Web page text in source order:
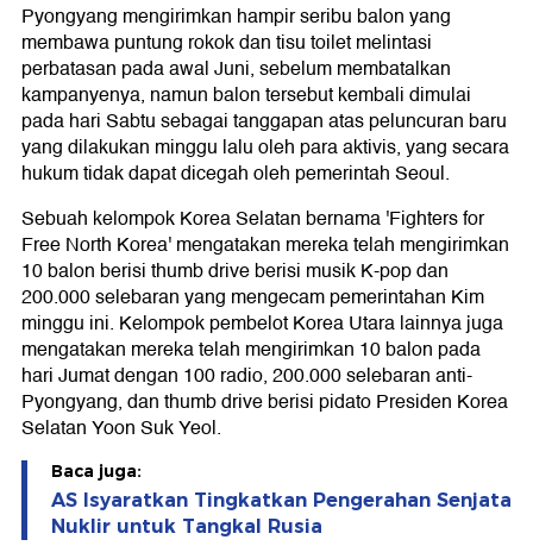
Pyongyang mengirimkan hampir seribu balon yang
membawa puntung rokok dan tisu toilet melintasi
perbatasan pada awal Juni, sebelum membatalkan
kampanyenya, namun balon tersebut kembali dimulai
pada hari Sabtu sebagai tanggapan atas peluncuran baru
yang dilakukan minggu lalu oleh para aktivis, yang secara
hukum tidak dapat dicegah oleh pemerintah Seoul.
Sebuah kelompok Korea Selatan bernama 'Fighters for
Free North Korea' mengatakan mereka telah mengirimkan
10 balon berisi thumb drive berisi musik K-pop dan
200.000 selebaran yang mengecam pemerintahan Kim
minggu ini. Kelompok pembelot Korea Utara lainnya juga
mengatakan mereka telah mengirimkan 10 balon pada
hari Jumat dengan 100 radio, 200.000 selebaran anti-
Pyongyang, dan thumb drive berisi pidato Presiden Korea
Selatan Yoon Suk Yeol.
Baca juga:
AS Isyaratkan Tingkatkan Pengerahan Senjata
Nuklir untuk Tangkal Rusia